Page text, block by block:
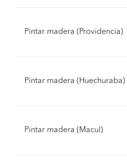
Pintar madera (Providencia)
Pintar madera (Huechuraba)
Pintar madera (Macul)